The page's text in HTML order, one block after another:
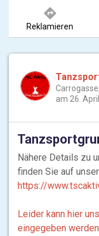
directions
Reklamieren
am 26.
Nähere Details zu
finden Sie auf
https://
Leider kann hier
eingegeben